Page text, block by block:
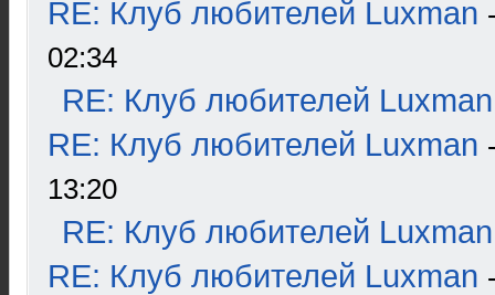
RE: Клуб любителей Luxman
02:34
RE: Клуб любителей Luxman
RE: Клуб любителей Luxman
13:20
RE: Клуб любителей Luxman
RE: Клуб любителей Luxman